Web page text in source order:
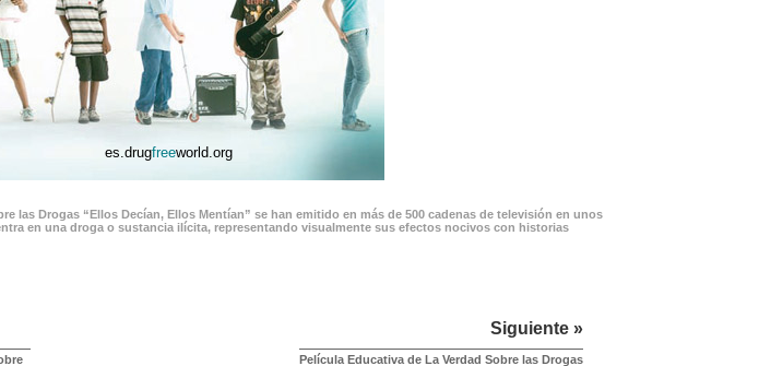
es.drugfreeworld.org
las Drogas “Ellos Decían, Ellos Mentían” se han emitido en más de 500 cadenas de televisión en unos
en una droga o sustancia ilícita, representando visualmente sus efectos nocivos con historias
Siguiente »
Película Educativa de La Verdad Sobre las Drogas